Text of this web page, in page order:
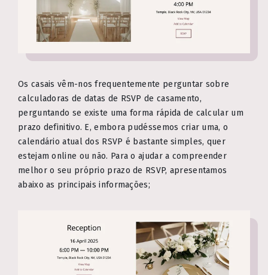
Os casais vêm-nos frequentemente perguntar sobre
calculadoras de datas de RSVP de casamento,
perguntando se existe uma forma rápida de calcular um
prazo definitivo. E, embora pudéssemos criar uma, o
calendário atual dos RSVP é bastante simples, quer
estejam online ou não. Para o ajudar a compreender
melhor o seu próprio prazo de RSVP, apresentamos
abaixo as principais informações;